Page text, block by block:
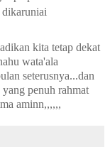
dikaruniai
kita tetap dekat
wata'ala
seterusnya...dan
penuh rahmat
aminn,,,,,,